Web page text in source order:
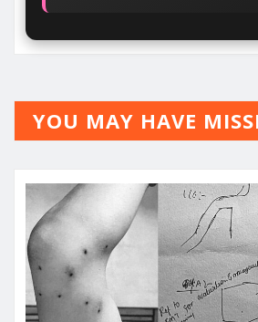
YOU MAY HAVE